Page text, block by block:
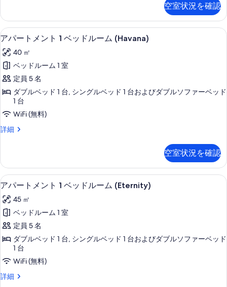
て
の
写
真
を
表
示
す
る
細
ッ
ド
ル
ー
ム
(Stone
Age)
す
べ
写
真
を
表
示
す
メ
ン
ト
ベ
ッ
ド
ル
ー
(Stone
Age)
の
空室状況を確認
ア
パ
ー
ト
メ
ト
1
ド
ル
ー
ム
(Havana)
の
す
て
の
10
アパートメント 1 ベッドルーム (Havana)
40 ㎡
ベッドルーム 1 室
定員 5 名
ダブルベッド 1 台, シングルベッド 1 台およびダブルソファーベッド
1 台
WiFi (無料)
詳細
ア
メ
ン
ト
ベ
ッ
ド
ル
ー
(Havana)
の
詳
空室状況を確認
ア
パ
ー
ト
メ
ト
1
8
アパートメント 1 ベッドルーム (Eternity)
45 ㎡
ベッドルーム 1 室
定員 5 名
ダブルベッド 1 台, シングルベッド 1 台およびダブルソファーベッド
1 台
WiFi (無料)
詳細
ア